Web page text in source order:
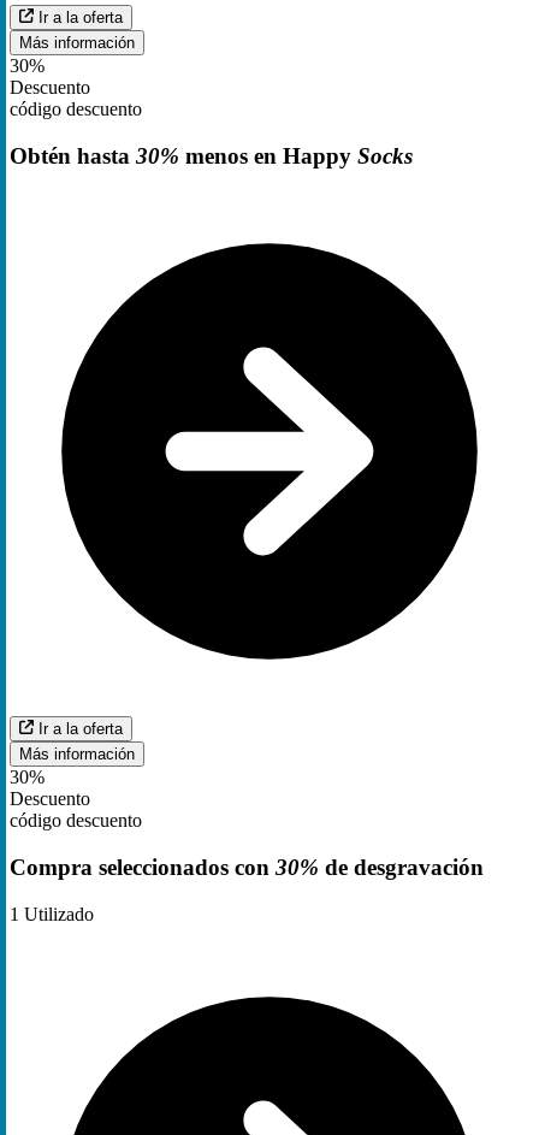
Ir a la oferta
Más información
30%
Descuento
código descuento
Obtén hasta 30% menos en Happy Socks
Ir a la oferta
Más información
30%
Descuento
código descuento
Compra seleccionados con 30% de desgravación
1 Utilizado